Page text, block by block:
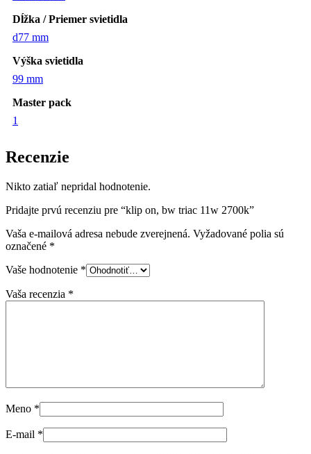
Dĺžka / Priemer svietidla
d77 mm
Výška svietidla
99 mm
Master pack
1
Recenzie
Nikto zatiaľ nepridal hodnotenie.
Pridajte prvú recenziu pre “klip on, bw triac 11w 2700k”
Vaša e-mailová adresa nebude zverejnená. Vyžadované polia sú
označené *
Vaše hodnotenie *
Vaša recenzia *
Meno *
E-mail *